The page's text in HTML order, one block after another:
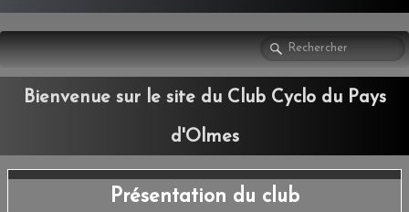
LIENS
Bienvenue sur le site du Club Cyclo du Pays
d'Olmes
Présentation du club